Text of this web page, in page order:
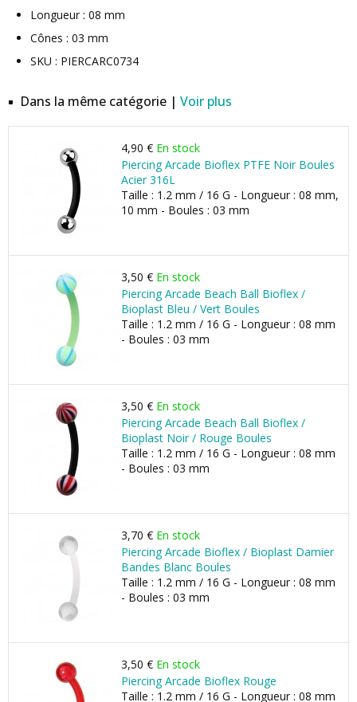
Longueur : 08 mm
Cônes : 03 mm
SKU : PIERCARC0734
Dans la même catégorie | Voir plus
4,90 € En stock
Piercing Arcade Bioflex PTFE Noir Boules
Acier 316L
Taille : 1.2 mm / 16 G - Longueur : 08 mm,
10 mm - Boules : 03 mm
3,50 € En stock
Piercing Arcade Beach Ball Bioflex /
Bioplast Bleu / Vert Boules
Taille : 1.2 mm / 16 G - Longueur : 08 mm
- Boules : 03 mm
3,50 € En stock
Piercing Arcade Beach Ball Bioflex /
Bioplast Noir / Rouge Boules
Taille : 1.2 mm / 16 G - Longueur : 08 mm
- Boules : 03 mm
3,70 € En stock
Piercing Arcade Bioflex / Bioplast Damier
Bandes Blanc Boules
Taille : 1.2 mm / 16 G - Longueur : 08 mm
- Boules : 03 mm
3,50 € En stock
Piercing Arcade Bioflex Rouge
Taille : 1.2 mm / 16 G - Longueur : 08 mm